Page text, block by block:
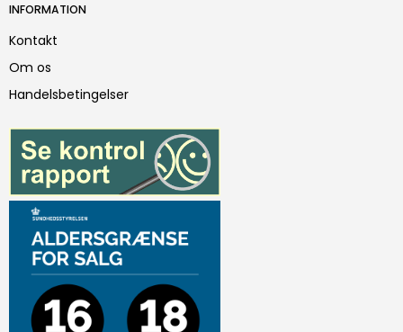
INFORMATION
Kontakt
Om os
Handelsbetingelser